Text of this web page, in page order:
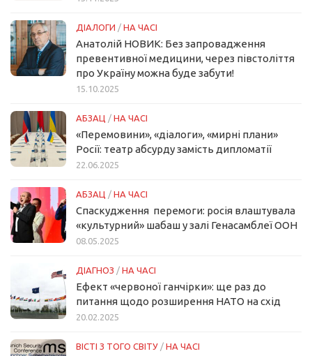
ДІАЛОГИ / НА ЧАСІ
Анатолій НОВИК: Без запровадження
превентивної медицини, через півстоліття
про Україну можна буде забути!
15.10.2025
АБЗАЦ / НА ЧАСІ
«Перемовини», «діалоги», «мирні плани»
Росії: театр абсурду замість дипломатії
22.06.2025
АБЗАЦ / НА ЧАСІ
Спаскудження перемоги: росія влаштувала
«культурний» шабаш у залі Генасамблеї ООН
08.05.2025
ДІАГНОЗ / НА ЧАСІ
Ефект «червоної ганчірки»: ще раз до
питання щодо розширення НАТО на схід
20.02.2025
ВІСТІ З ТОГО СВІТУ / НА ЧАСІ